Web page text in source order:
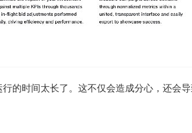
的时间太长了。这不仅会造成分心，还会导